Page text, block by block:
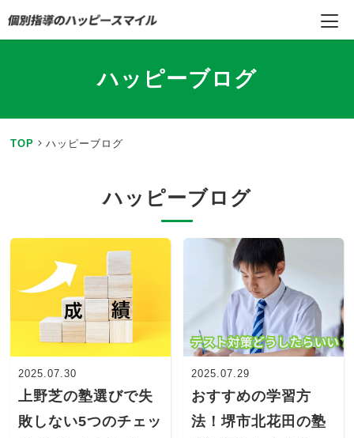
ハッピーブログ
TOP ハッピーブログ
ハッピーブログ
2025.07.30
上野芝の塾選びで失
敗しない5つのチェッ
2025.07.29
おすすめの学習方
法！堺市北花田の塾